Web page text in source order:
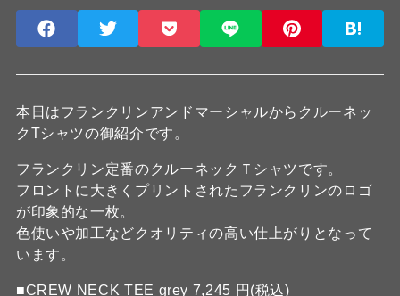
本日はフランクリンアンドマーシャルからクルーネッ
クTシャツの御紹介です。
フランクリン定番のクルーネックＴシャツです。
フロントに大きくプリントされたフランクリンのロゴ
が印象的な一枚。
色使いや加工などクオリティの高い仕上がりとなって
います。
■CREW NECK TEE grey 7,245 円(税込)